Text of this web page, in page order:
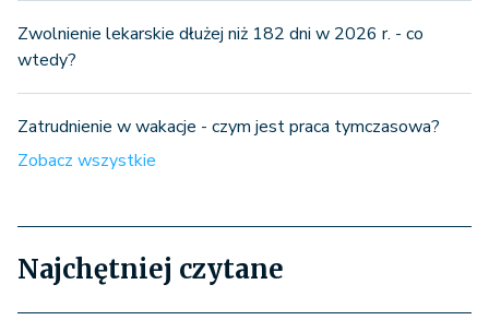
Zwolnienie lekarskie dłużej niż 182 dni w 2026 r. - co
wtedy?
Zatrudnienie w wakacje - czym jest praca tymczasowa?
Zobacz wszystkie
Najchętniej czytane